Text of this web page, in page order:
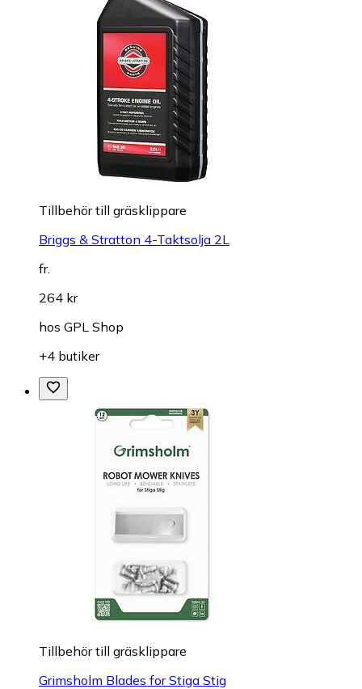
Tillbehör till gräsklippare
Briggs & Stratton 4-Taktsolja 2L
fr.
264 kr
hos GPL Shop
+4 butiker
Tillbehör till gräsklippare
Grimsholm Blades for Stiga Stig